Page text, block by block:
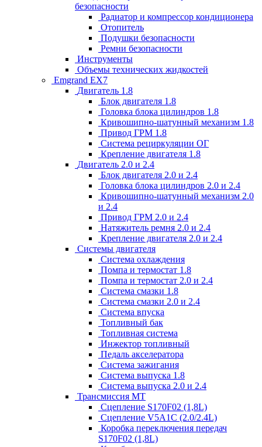
безопасности
Радиатор и компрессор кондиционера
Отопитель
Подушки безопасности
Ремни безопасности
Инструменты
Объемы технических жидкостей
Emgrand EX7
Двигатель 1.8
Блок двигателя 1.8
Головка блока цилиндров 1.8
Кривошипно-шатунный механизм 1.8
Привод ГРМ 1.8
Система рециркуляции ОГ
Крепление двигателя 1.8
Двигатель 2.0 и 2.4
Блок двигателя 2.0 и 2.4
Головка блока цилиндров 2.0 и 2.4
Кривошипно-шатунный механизм 2.0
и 2.4
Привод ГРМ 2.0 и 2.4
Натяжитель ремня 2.0 и 2.4
Крепление двигателя 2.0 и 2.4
Системы двигателя
Система охлаждения
Помпа и термостат 1.8
Помпа и термостат 2.0 и 2.4
Система смазки 1.8
Система смазки 2.0 и 2.4
Система впуска
Топливный бак
Топливная система
Инжектор топливный
Педаль акселератора
Система зажигания
Система выпуска 1.8
Система выпуска 2.0 и 2.4
Трансмиссия МТ
Сцепление S170F02 (1,8L)
Сцепление V5A1C (2.0/2.4L)
Коробка переключения передач
S170F02 (1,8L)